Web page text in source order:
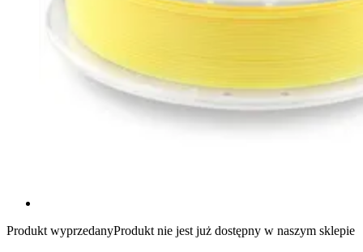
Produkt wyprzedanyProdukt nie jest już dostępny w naszym sklepie